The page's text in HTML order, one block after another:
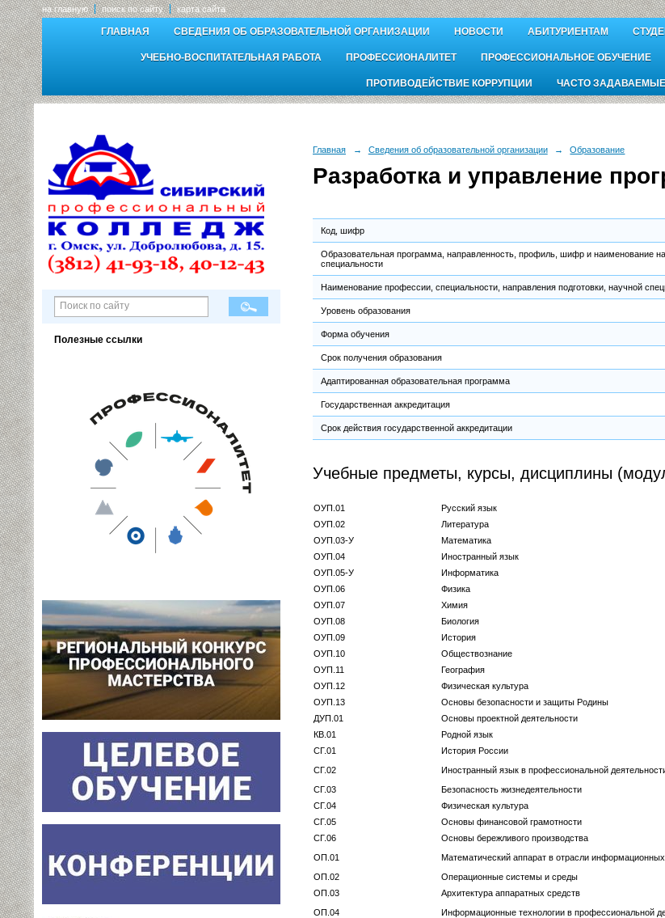
на главную поиск по сайту карта сайта
ГЛАВНАЯ СВЕДЕНИЯ ОБ ОБРАЗОВАТЕЛЬНОЙ ОРГАНИЗАЦИИ НОВОСТИ АБИТУРИЕНТАМ
УЧЕБНО-ВОСПИТАТЕЛЬНАЯ РАБОТА ПРОФЕССИОНАЛИТЕТ ПРОФЕССИОНАЛЬНОЕ ОБУЧЕНИЕ
ПРОТИВОДЕЙСТВИЕ КОРРУПЦИИ ЧАСТО
Полезные ссылки
Главная → Сведения об образовательной организации → Образование
Разработка и управление
Код, шифр
Образовательная программа, направленность, профиль, шифр и наименование
специальности
Наименование профессии, специальности, направления подготовки, научной
Уровень образования
Форма обучения
Срок получения образования
Адаптированная образовательная программа
Государственная аккредитация
Срок действия государственной аккредитации
Учебные предметы, курсы, дисциплины
ОУП.01
Русский язык
ОУП.02
Литература
ОУП.03-У
Математика
ОУП.04
Иностранный язык
ОУП.05-У
Информатика
ОУП.06
Физика
ОУП.07
Химия
ОУП.08
Биология
ОУП.09
История
ОУП.10
Обществознание
ОУП.11
География
ОУП.12
Физическая культура
ОУП.13
Основы безопасности и защиты Родины
ДУП.01
Основы проектной деятельности
КВ.01
Родной язык
СГ.01
История России
СГ.02
Иностранный язык в профессиональной
СГ.03
Безопасность жизнедеятельности
СГ.04
Физическая культура
СГ.05
Основы финансовой грамотности
СГ.06
Основы бережливого производства
ОП.01
Математический аппарат в отрасли информационных
ОП.02
Операционные системы и среды
ОП.03
Архитектура аппаратных средств
ОП.04
Информационные технологии в профессиональной